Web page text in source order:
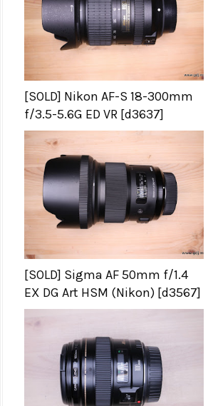
[SOLD] Nikon AF-S 18-300mm
f/3.5-5.6G ED VR [d3637]
[SOLD] Sigma AF 50mm f/1.4
EX DG Art HSM (Nikon) [d3567]